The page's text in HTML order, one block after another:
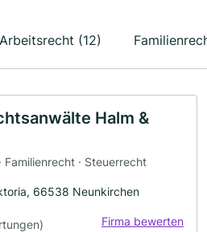
Arbeitsrecht (12)
Halm &
Familienrecht · Steuerrecht
66538 Neunkirchen
Firma bewerten